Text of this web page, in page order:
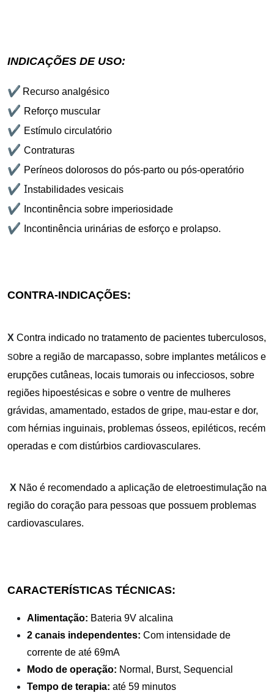
INDICAÇÕES DE USO:
✔ Recurso analgésico
✔ Reforço muscular
✔ Estímulo circulatório
✔ Contraturas
✔ Períneos dolorosos do pós-parto ou pós-operatório
✔ Instabilidades vesicais
✔ Incontinência sobre imperiosidade
✔ Incontinência urinárias de esforço e prolapso.
CONTRA-INDICAÇÕES:
X Contra indicado no tratamento de pacientes tuberculosos,
sobre a região de marcapasso, sobre implantes metálicos e
erupções cutâneas, locais tumorais ou infecciosos, sobre
regiões hipoestésicas e sobre o ventre de mulheres
grávidas, amamentado, estados de gripe, mau-estar e dor,
com hérnias inguinais, problemas ósseos, epiléticos, recém
operadas e com distúrbios cardiovasculares.
X Não é recomendado a aplicação de eletroestimulação na
região do coração para pessoas que possuem problemas
cardiovasculares.
CARACTERÍSTICAS TÉCNICAS:
Alimentação: Bateria 9V alcalina
2 canais independentes: Com intensidade de
corrente de até 69mA
Modo de operação: Normal, Burst, Sequencial
Tempo de terapia: até 59 minutos